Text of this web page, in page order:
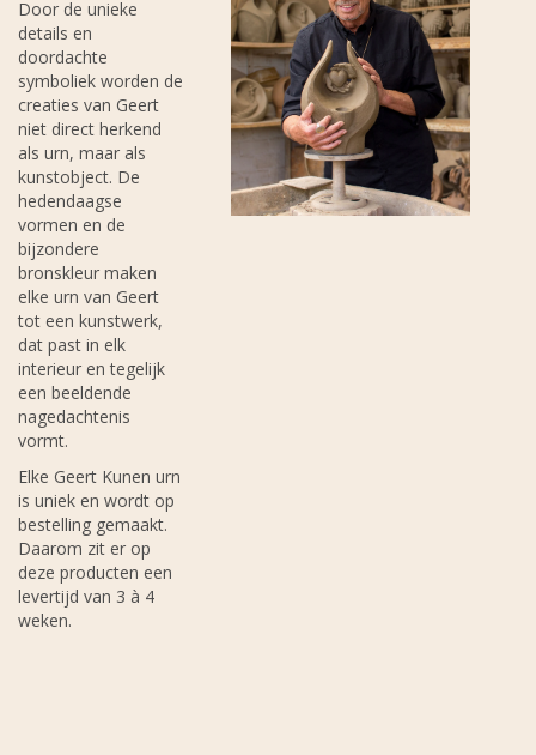
Door de unieke
details en
doordachte
symboliek worden de
creaties van Geert
niet direct herkend
als urn, maar als
kunstobject. De
hedendaagse
vormen en de
bijzondere
bronskleur maken
elke urn van Geert
tot een kunstwerk,
dat past in elk
interieur en tegelijk
een beeldende
nagedachtenis
vormt.
Elke Geert Kunen urn
is uniek en wordt op
bestelling gemaakt.
Daarom zit er op
deze producten een
levertijd van 3 à 4
weken.